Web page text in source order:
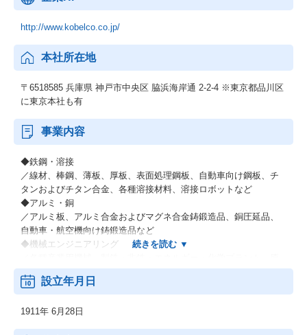
http://www.kobelco.co.jp/
本社所在地
〒6518585 兵庫県 神戸市中央区 脇浜海岸通 2-2-4 ※東京都品川区
に東京本社も有
事業内容
◆鉄鋼・溶接
／線材、棒鋼、薄板、厚板、表面処理鋼板、自動車向け鋼板、チ
タンおよびチタン合金、各種溶接材料、溶接ロボットなど
◆アルミ・銅
／アルミ板、アルミ合金およびマグネ合金鋳鍛造品、銅圧延品、
自動車・航空機向け鋳鍛造品など
◆機械エンジニアリング
子力関連機器、環境プラントなどの各種エンジニアリング業など
◆電力（電力卸供給事業）
／新鉄源ビジネス、液晶用ターゲット材料、超伝導磁石・線材な
ど
設立年月日
1911年 6月28日